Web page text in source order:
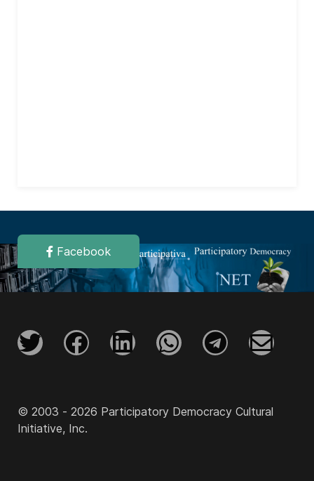
Facebook
© 2003 - 2026 Participatory Democracy Cultural
Initiative, Inc.